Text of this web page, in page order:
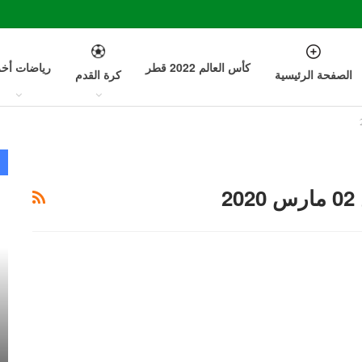
الصفحة الرئيسية كأس العالم 2022 قطر كرة القدم رياضات